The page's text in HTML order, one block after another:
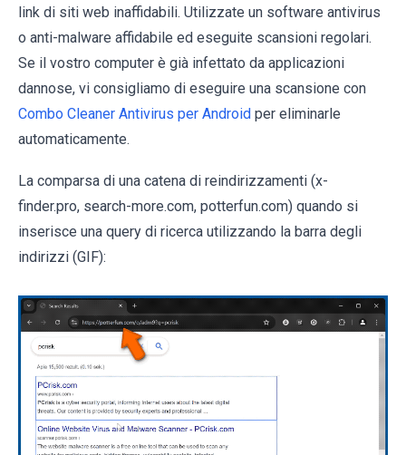
link di siti web inaffidabili. Utilizzate un software antivirus
o anti-malware affidabile ed eseguite scansioni regolari.
Se il vostro computer è già infettato da applicazioni
dannose, vi consigliamo di eseguire una scansione con
Combo Cleaner Antivirus per Android per eliminarle
automaticamente.
La comparsa di una catena di reindirizzamenti (x-
finder.pro, search-more.com, potterfun.com) quando si
inserisce una query di ricerca utilizzando la barra degli
indirizzi (GIF):